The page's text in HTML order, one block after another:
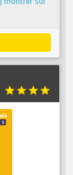
starstarstarstar